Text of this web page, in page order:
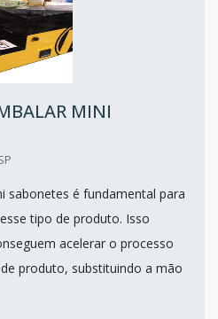
MINI
sabonetes é fundamental para
tipo de produto. Isso
acelerar o processo
produto, substituindo a mão